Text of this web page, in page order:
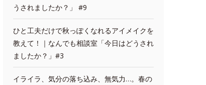
うされましたか？」 #9
ひと工夫だけで秋っぽくなれるアイメイクを
教えて！｜なんでも相談室「今日はどうされ
ましたか？」#3
イライラ、気分の落ち込み、無気力…。春の